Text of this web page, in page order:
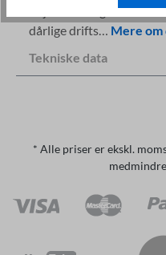
Vejrbestandig
dårlige drifts… Mere om
Tekniske data
* Alle priser er ekskl.